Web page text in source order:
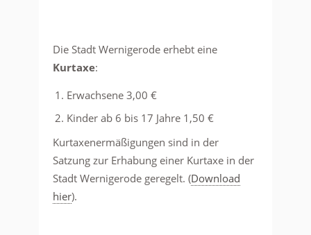
Die Stadt Wernigerode erhebt eine
Kurtaxe:
Erwachsene 3,00 €
Kinder ab 6 bis 17 Jahre 1,50 €
Kurtaxenermäßigungen sind in der
Satzung zur Erhabung einer Kurtaxe in der
Stadt Wernigerode geregelt. (Download
hier).